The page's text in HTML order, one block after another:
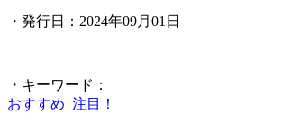
・発行日：2024年09月01日
・キーワード：
おすすめ 注目！